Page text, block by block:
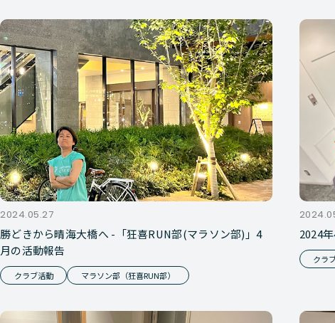
2024.05.27
勝どきから晴海大橋へ -「狂喜RUN部(マラソン部)」4
月の活動報告
クラブ活動 マラソン部（狂喜RUN部）
2024
クラ